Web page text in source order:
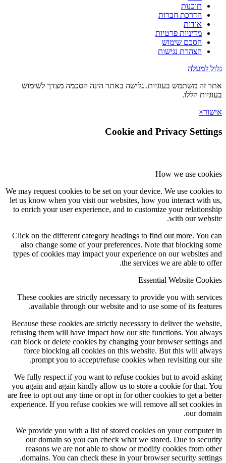
תוכנות
הדרכת חברות
אודות
מדיניות פרטיות
הסכם שימוש
הצהרת נגישות
גלול למעלה
אתר זה משתמש בעוגיות. גלישה באתר הינה הסכמה מצדך לשימוש
בעוגיות הללו.
אישור×
Cookie and Privacy Settings
How we use cookies
We may request cookies to be set on your device. We use cookies to
let us know when you visit our websites, how you interact with us,
to enrich your user experience, and to customize your relationship
with our website.
Click on the different category headings to find out more. You can
also change some of your preferences. Note that blocking some
types of cookies may impact your experience on our websites and
the services we are able to offer.
Essential Website Cookies
These cookies are strictly necessary to provide you with services
available through our website and to use some of its features.
Because these cookies are strictly necessary to deliver the website,
refusing them will have impact how our site functions. You always
can block or delete cookies by changing your browser settings and
force blocking all cookies on this website. But this will always
prompt you to accept/refuse cookies when revisiting our site.
We fully respect if you want to refuse cookies but to avoid asking
you again and again kindly allow us to store a cookie for that. You
are free to opt out any time or opt in for other cookies to get a better
experience. If you refuse cookies we will remove all set cookies in
our domain.
We provide you with a list of stored cookies on your computer in
our domain so you can check what we stored. Due to security
reasons we are not able to show or modify cookies from other
domains. You can check these in your browser security settings.